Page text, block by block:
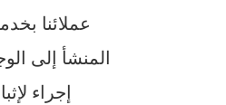
عملائنا
المنشأ إلى
إجراء